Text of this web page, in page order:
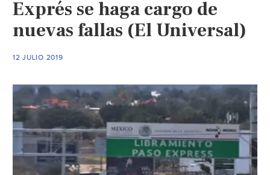
Exprés se haga cargo de
nuevas fallas (El Universal)
12 JULIO 2019